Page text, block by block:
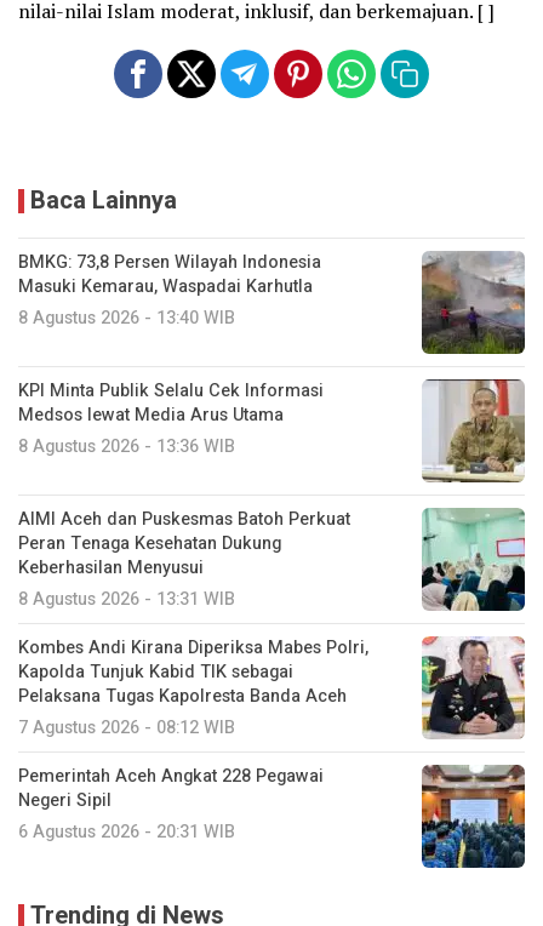
nilai-nilai Islam moderat, inklusif, dan berkemajuan. [ ]
Baca Lainnya
BMKG: 73,8 Persen Wilayah Indonesia
Masuki Kemarau, Waspadai Karhutla
8 Agustus 2026 - 13:40 WIB
KPI Minta Publik Selalu Cek Informasi
Medsos lewat Media Arus Utama
8 Agustus 2026 - 13:36 WIB
AIMI Aceh dan Puskesmas Batoh Perkuat
Peran Tenaga Kesehatan Dukung
Keberhasilan Menyusui
8 Agustus 2026 - 13:31 WIB
Kombes Andi Kirana Diperiksa Mabes Polri,
Kapolda Tunjuk Kabid TIK sebagai
Pelaksana Tugas Kapolresta Banda Aceh
7 Agustus 2026 - 08:12 WIB
Pemerintah Aceh Angkat 228 Pegawai
Negeri Sipil
6 Agustus 2026 - 20:31 WIB
Trending di News